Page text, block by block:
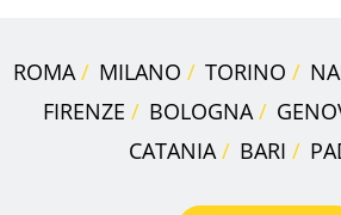
ROMA MILANO TORINO
FIRENZE
BOLOGNA
CATANIA
BARI